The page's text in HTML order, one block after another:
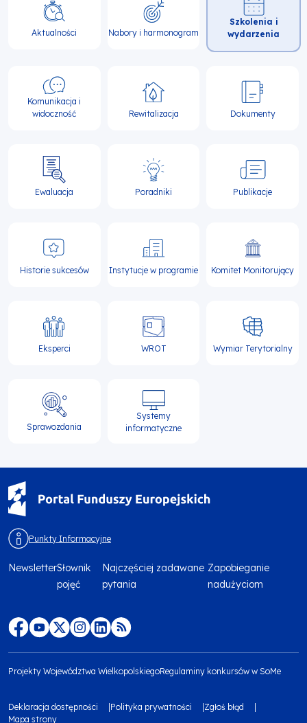
Główna
nawigacja
Aktualności Nabory i harmonogram
Szkolenia i
wydarzenia
Komunikacja i
widoczność
Rewitalizacja Dokumenty
Ewaluacja Poradniki Publikacje
Historie sukcesów Instytucje w programie Komitet Monitorujący
Eksperci WROT Wymiar Terytorialny
Sprawozdania
Systemy
informatyczne
Punkty Informacyjne
Menu
footer
społecznościowe
top
NewsletterSłownik
pojęć
Najczęściej zadawane
pytania
Zapobieganie
nadużyciom
footer
Projekty Województwa WielkopolskiegoRegulaminy konkursów w SoMe
Deklaracja dostępności Polityka prywatności
Zgłoś błąd
Mapa strony